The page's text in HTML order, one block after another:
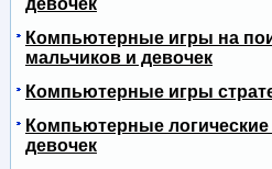
девочек
Компьютерные игры на
мальчиков и девочек
Компьютерные игры
Компьютерные
девочек